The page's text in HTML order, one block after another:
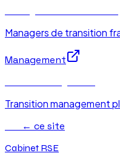
Managers de transition
Management
Transition management
← ce site
Cabinet RSE